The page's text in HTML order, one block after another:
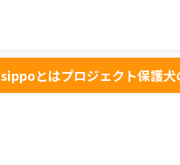
sippoとはプロジェクト保護犬